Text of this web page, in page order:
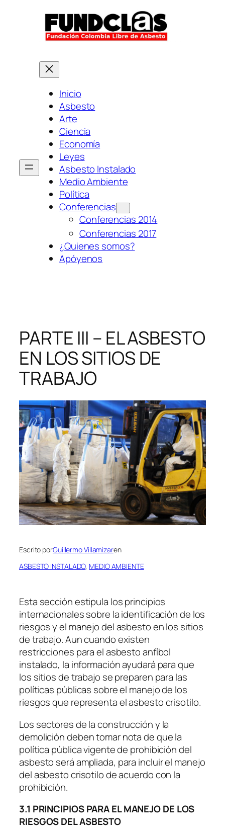
contenido
Inicio
Asbesto
Arte
Ciencia
Economía
Leyes
Asbesto Instalado
Medio Ambiente
Política
Conferencias
Conferencias 2014
Conferencias 2017
¿Quienes somos?
Apóyenos
PARTE III – EL ASBESTO
EN LOS SITIOS DE
TRABAJO
Escrito porGuillermo Villamizaren
ASBESTO INSTALADO, MEDIO AMBIENTE
Esta sección estipula los principios
internacionales sobre la identificación de los
riesgos y el manejo del asbesto en los sitios
de trabajo. Aun cuando existen
restricciones para el asbesto anfíbol
instalado, la información ayudará para que
los sitios de trabajo se preparen para las
políticas públicas sobre el manejo de los
riesgos que representa el asbesto crisotilo.
Los sectores de la construcción y la
demolición deben tomar nota de que la
política pública vigente de prohibición del
asbesto será ampliada, para incluir el manejo
del asbesto crisotilo de acuerdo con la
prohibición.
3.1 PRINCIPIOS PARA EL MANEJO DE LOS
RIESGOS DEL ASBESTO